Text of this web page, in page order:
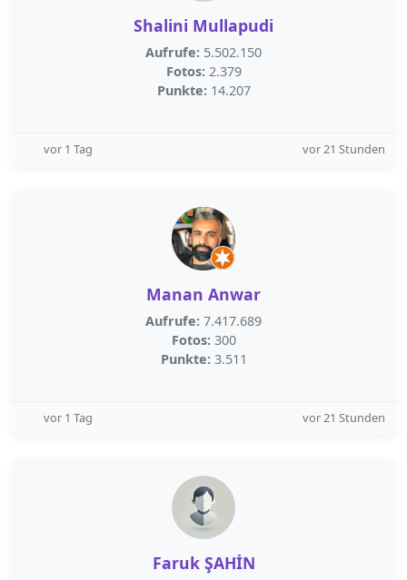
Shalini Mullapudi
Aufrufe: 5.502.150
Fotos: 2.379
Punkte: 14.207
vor 1 Tag vor 21 Stunden
Manan Anwar
Aufrufe: 7.417.689
Fotos: 300
Punkte: 3.511
vor 1 Tag vor 21 Stunden
Faruk ŞAHİN